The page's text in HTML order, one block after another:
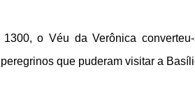
o Véu da Verônica
que puderam visitar a